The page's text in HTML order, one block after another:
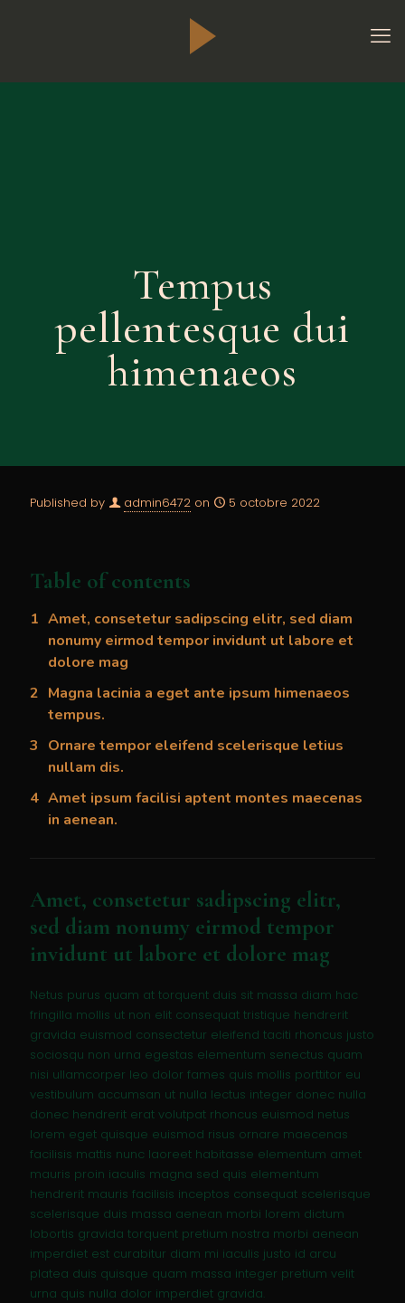
Tempus
pellentesque dui
himenaeos
Published by admin6472 on 5 octobre 2022
Table of contents
Amet, consetetur sadipscing elitr, sed diam
nonumy eirmod tempor invidunt ut labore et
dolore mag
Magna lacinia a eget ante ipsum himenaeos
tempus.
Ornare tempor eleifend scelerisque letius
nullam dis.
Amet ipsum facilisi aptent montes maecenas
in aenean.
Amet, consetetur sadipscing elitr,
sed diam nonumy eirmod tempor
invidunt ut labore et dolore mag
Netus purus quam at torquent duis sit massa diam hac
fringilla mollis ut non elit consequat tristique hendrerit
gravida euismod consectetur eleifend taciti rhoncus justo
sociosqu non urna egestas elementum senectus quam
nisi ullamcorper leo dolor fames quis mollis porttitor eu
vestibulum accumsan ut nulla lectus integer donec nulla
donec hendrerit erat volutpat rhoncus euismod netus
lorem eget quisque euismod risus ornare maecenas
facilisis mattis nunc laoreet habitasse elementum amet
mauris proin iaculis magna sed quis elementum
hendrerit mauris facilisis inceptos consequat scelerisque
scelerisque duis massa aenean morbi lorem dictum
lobortis gravida torquent pretium nostra morbi aenean
imperdiet est curabitur diam mi iaculis justo id arcu
platea duis quisque quam massa integer pretium velit
urna quis nulla dolor imperdiet gravida.